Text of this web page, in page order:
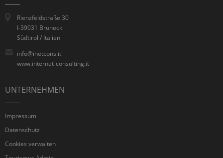
Rienzfeldstraße 30
I-39031 Bruneck
Südtirol / Italien
info@inetcons.it
www.internet-consulting.it
UNTERNEHMEN
Impressum
Datenschutz
Cookies verwalten